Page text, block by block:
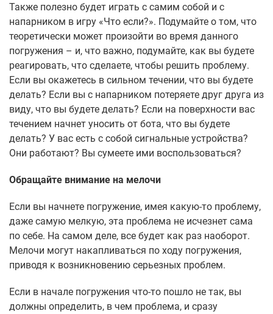
Также полезно будет играть с самим собой и с
напарником в игру «Что если?». Подумайте о том, что
теоретически может произойти во время данного
погружения – и, что важно, подумайте, как вы будете
реагировать, что сделаете, чтобы решить проблему.
Если вы окажетесь в сильном течении, что вы будете
делать? Если вы с напарником потеряете друг друга из
виду, что вы будете делать? Если на поверхности вас
течением начнет уносить от бота, что вы будете
делать? У вас есть с собой сигнальные устройства?
Они работают? Вы сумеете ими воспользоваться?
Обращайте внимание на мелочи
Если вы начнете погружение, имея какую-то проблему,
даже самую мелкую, эта проблема не исчезнет сама
по себе. На самом деле, все будет как раз наоборот.
Мелочи могут накапливаться по ходу погружения,
приводя к возникновению серьезных проблем.
Если в начале погружения что-то пошло не так, вы
должны определить, в чем проблема, и сразу